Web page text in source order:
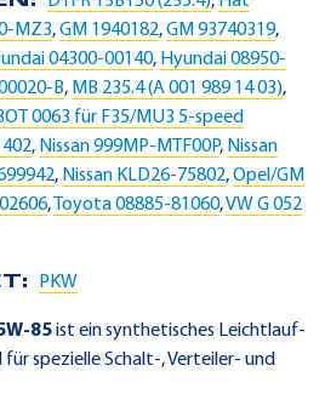
MZ3,GM 1940182,GM 93740319,
04300-00140, Hyundai 08950-
B, MB 235.4 (A 001 989 14 03),
0063 für F35/MU3 5-speed
402, Nissan 999MP-MTF00P, Nissan
, Nissan KLD26-75802,Opel/GM
,Toyota 08885-81060,VW G 052
PKW
85ist ein synthetisches Leichtlauf-
spezielle Schalt-, Verteiler- und